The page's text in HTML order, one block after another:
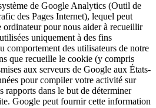
de Google Analytics (Outil de
des Pages Internet), lequel peut
ordinateur pour nous aider à recueillir
uniquement à des fins
comportement des utilisateurs de notre
que recueille le cookie (y compris
aux serveurs de Google aux États-
pour compiler votre activité sur
rapports dans le but de déterminer
Google peut fournir cette information